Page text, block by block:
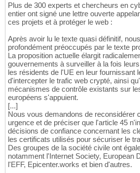
Plus de 300 experts et chercheurs en
entier ont signé une lettre ouverte
ces projets et à protéger le web :
Après avoir lu le texte quasi définitif,
profondément préoccupés par le texte
La proposition actuelle élargit
gouvernements à surveiller à la fois
les résidents de l'UE en leur fournissant
d'intercepter le trafic web crypté, ainsi
mécanismes de contrôle existants sur
européens s'appuient.
[...]
Nous vous demandons de reconsidérer
urgence et de préciser que l'article 45
décisions de confiance concernant les
les certificats utilisés pour sécuriser le
Des groupes de la société civile ont
notamment l'Internet Society, European
l'EFF, Epicenter.works et bien d'autres.